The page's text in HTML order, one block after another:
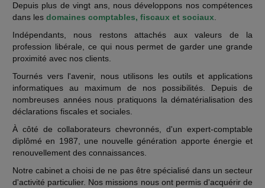
Depuis plus de vingt ans, nous développons nos compétences
dans les domaines comptables, fiscaux et sociaux
Indépendants, nous restons attachés aux valeurs de la
profession libérale, ce qui nous permet de garder une grande
proximité avec nos clients.
Tournés vers l'avenir, nous utilisons les outils et applications
informatiques au maximum de nos possibilités. Depuis de
nombreuses années nous pratiquons la dématérialisation des
déclarations fiscales et sociales.
À côté de collaborateurs chevronnés, d'un expert-comptable
diplômé en 1987, une nouvelle génération apporte énergie et
renouvellement des connaissances.
Notre cabinet a choisi de ne pas être spécialisé dans un secteur
d'activité particulier. Nos missions nous ont permis d'acquérir de